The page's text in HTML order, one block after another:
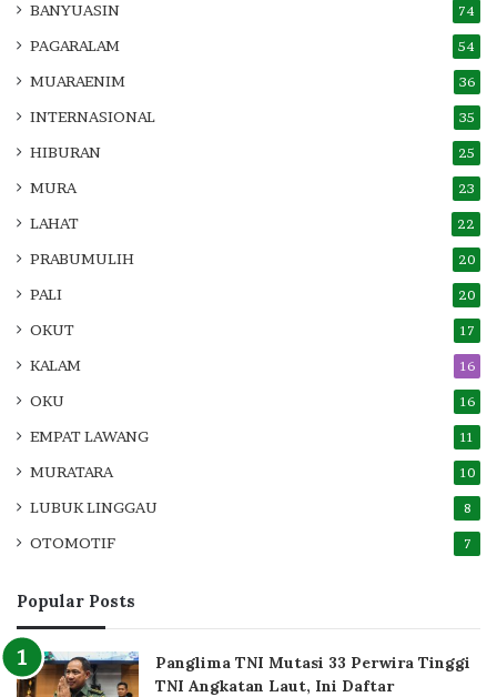
BANYUASIN 74
PAGARALAM 54
MUARAENIM 36
INTERNASIONAL 35
HIBURAN 25
MURA 23
LAHAT 22
PRABUMULIH 20
PALI 20
OKUT 17
KALAM 16
OKU 16
EMPAT LAWANG 11
MURATARA 10
LUBUK LINGGAU 8
OTOMOTIF 7
Popular Posts
Panglima TNI Mutasi 33 Perwira Tinggi
TNI Angkatan Laut, Ini Daftar